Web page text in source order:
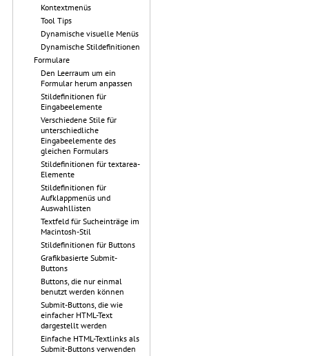
Kontextmenüs
Tool Tips
Dynamische visuelle Menüs
Dynamische Stildefinitionen
Formulare
Den Leerraum um ein
Formular herum anpassen
Stildefinitionen für
Eingabeelemente
Verschiedene Stile für
unterschiedliche
Eingabeelemente des
gleichen Formulars
Stildefinitionen für textarea-
Elemente
Stildefinitionen für
Aufklappmenüs und
Auswahllisten
Textfeld für Sucheinträge im
Macintosh-Stil
Stildefinitionen für Buttons
Grafikbasierte Submit-
Buttons
Buttons, die nur einmal
benutzt werden können
Submit-Buttons, die wie
einfacher HTML-Text
dargestellt werden
Einfache HTML-Textlinks als
Submit-Buttons verwenden